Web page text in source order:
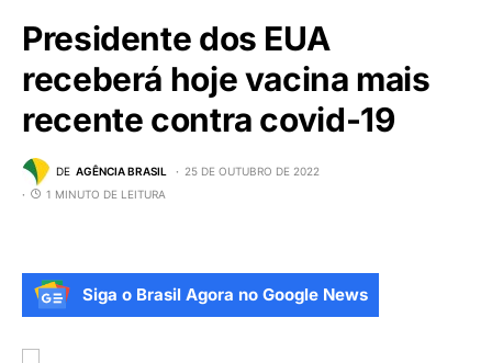
Presidente dos EUA
receberá hoje vacina mais
recente contra covid-19
DE AGÊNCIA BRASIL
25 DE OUTUBRO DE 2022
1 MINUTO DE LEITURA
Siga o Brasil Agora no Google News